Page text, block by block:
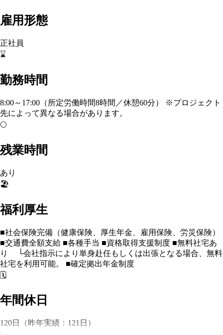
雇用形態
正社員
⌛
勤務時間
8:00～17:00（所定労働時間8時間／休憩60分） ※プロジェクト
先によって異なる場合があります。
🌕
残業時間
あり
🏖️
福利厚生
■社会保険完備（健康保険、厚生年金、雇用保険、労災保険）
■交通費全額支給 ■各種手当 ■資格取得支援制度 ■無料社宅あ
り └会社指示により単身赴任もしくは出張となる場合、無料
社宅を利用可能。 ■確定拠出年金制度
🗓️
年間休日
120日（昨年実績：121日）